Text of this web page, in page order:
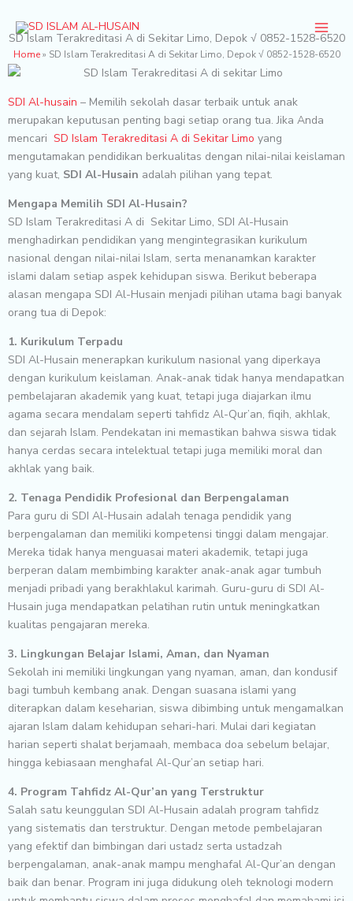
content
SD Islam Terakreditasi A di Sekitar Limo, Depok √ 0852-1528-6520
Home» SD Islam Terakreditasi A di Sekitar Limo, Depok √ 0852-1528-6520
SDI Al-husain – Memilih sekolah dasar terbaik untuk anak
merupakan keputusan penting bagi setiap orang tua. Jika Anda
mencari SD Islam Terakreditasi A di Sekitar Limo yang
mengutamakan pendidikan berkualitas dengan nilai-nilai keislaman
yang kuat, SDI Al-Husain adalah pilihan yang tepat.
Mengapa Memilih SDI Al-Husain?
SD Islam Terakreditasi A di Sekitar Limo, SDI Al-Husain
menghadirkan pendidikan yang mengintegrasikan kurikulum
nasional dengan nilai-nilai Islam, serta menanamkan karakter
islami dalam setiap aspek kehidupan siswa. Berikut beberapa
alasan mengapa SDI Al-Husain menjadi pilihan utama bagi banyak
orang tua di Depok:
1. Kurikulum Terpadu
SDI Al-Husain menerapkan kurikulum nasional yang diperkaya
dengan kurikulum keislaman. Anak-anak tidak hanya mendapatkan
pembelajaran akademik yang kuat, tetapi juga diajarkan ilmu
agama secara mendalam seperti tahfidz Al-Qur’an, fiqih, akhlak,
dan sejarah Islam. Pendekatan ini memastikan bahwa siswa tidak
hanya cerdas secara intelektual tetapi juga memiliki moral dan
akhlak yang baik.
2. Tenaga Pendidik Profesional dan Berpengalaman
Para guru di SDI Al-Husain adalah tenaga pendidik yang
berpengalaman dan memiliki kompetensi tinggi dalam mengajar.
Mereka tidak hanya menguasai materi akademik, tetapi juga
berperan dalam membimbing karakter anak-anak agar tumbuh
menjadi pribadi yang berakhlakul karimah. Guru-guru di SDI Al-
Husain juga mendapatkan pelatihan rutin untuk meningkatkan
kualitas pengajaran mereka.
3. Lingkungan Belajar Islami, Aman, dan Nyaman
Sekolah ini memiliki lingkungan yang nyaman, aman, dan kondusif
bagi tumbuh kembang anak. Dengan suasana islami yang
diterapkan dalam keseharian, siswa dibimbing untuk mengamalkan
ajaran Islam dalam kehidupan sehari-hari. Mulai dari kegiatan
harian seperti shalat berjamaah, membaca doa sebelum belajar,
hingga kebiasaan menghafal Al-Qur’an setiap hari.
4. Program Tahfidz Al-Qur’an yang Terstruktur
Salah satu keunggulan SDI Al-Husain adalah program tahfidz
yang sistematis dan terstruktur. Dengan metode pembelajaran
yang efektif dan bimbingan dari ustadz serta ustadzah
berpengalaman, anak-anak mampu menghafal Al-Qur’an dengan
baik dan benar. Program ini juga didukung oleh teknologi modern